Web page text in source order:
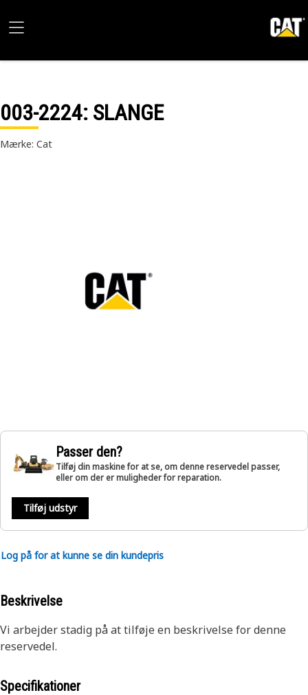
003-2224: SLANGE
Mærke: Cat
Passer den?
Tilføj din maskine for at se, om denne reservedel passer,
eller om der er muligheder for reparation.
Tilføj udstyr
Log på for at kunne se din kundepris
Beskrivelse
Vi arbejder stadig på at tilføje en beskrivelse for denne
reservedel.
Specifikationer